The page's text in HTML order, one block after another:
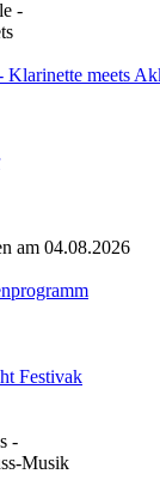
Klarinette meets
am 04.08.2026
Festivak